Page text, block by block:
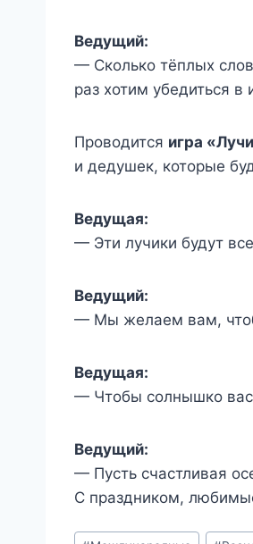
Ведущий:
— Сколько тёплых
раз хотим убедиться
Проводится игра
и дедушек, которые
Ведущая:
— Эти лучики будут
Ведущий:
— Мы желаем вам,
Ведущая:
— Чтобы солнышко
Ведущий:
— Пусть счастливая
С праздником,
Метки